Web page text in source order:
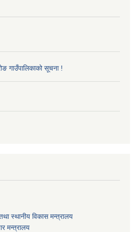
गाउँपालिकाको सूचना !
स्थानीय विकास मन्त्रालय
मन्त्रालय